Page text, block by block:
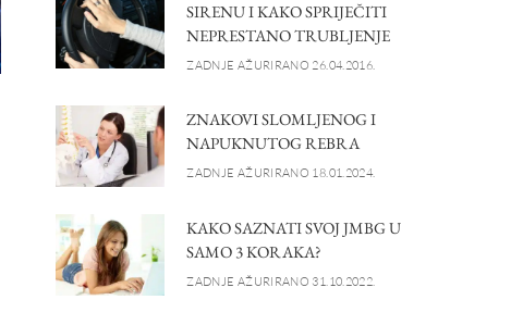
SIRENU I KAKO SPRIJEČITI
NEPRESTANO TRUBLJENJE
ZADNJE AŽURIRANO 26.04.2016.
ZNAKOVI SLOMLJENOG I
NAPUKNUTOG REBRA
ZADNJE AŽURIRANO 18.01.2024.
KAKO SAZNATI SVOJ JMBG U
SAMO 3 KORAKA?
ZADNJE AŽURIRANO 31.10.2022.